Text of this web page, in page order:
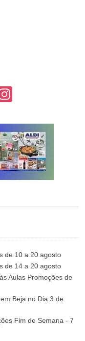
de 10 a 20 agosto
de 14 a 20 agosto
Aulas Promoções de
Beja no Dia 3 de
Fim de Semana - 7